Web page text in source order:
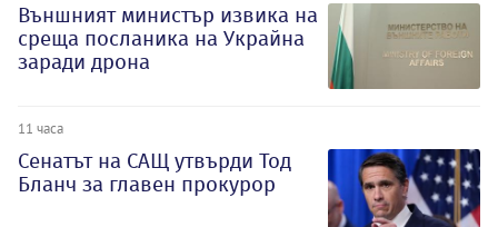
Външният министър извика на
среща посланика на Украйна
заради дрона
11 часа
Сенатът на САЩ утвърди Тод
Бланч за главен прокурор